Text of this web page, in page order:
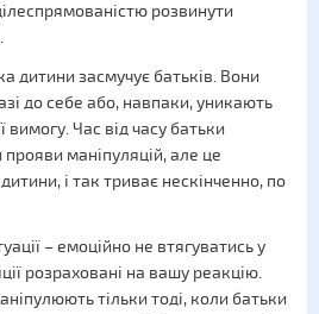
розвинути
дитини засмучує батьків. Вони
до себе або, навпаки, уникають
вимогу. Час від часу батьки
маніпуляцій, але це
і так триває нескінченно, по
– емоційно не втягуватись у
розраховані на вашу реакцію.
тільки тоді, коли батьки